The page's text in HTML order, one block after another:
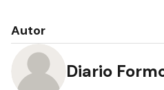
Autor
Diario